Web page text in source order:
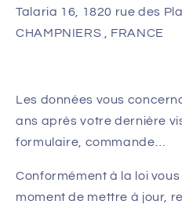
Talaria 16, 1820 rue des
CHAMPNIERS , FRANCE
Les données vous
ans après votre dernière
formulaire, commande…
Conformément à la loi
moment de mettre à jour,